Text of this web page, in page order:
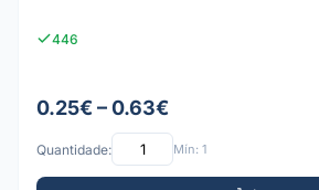
446
0.25€ – 0.63€
Quantidade: Mín: 1